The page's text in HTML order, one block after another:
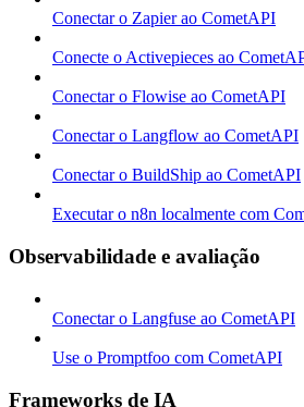
Conectar o Zapier ao CometAPI
Conecte o Activepieces ao
Conectar o Flowise ao CometAPI
Conectar o Langflow ao CometAPI
Conectar o BuildShip ao CometAPI
Executar o n8n localmente com
Observabilidade e avaliação
Conectar o Langfuse ao CometAPI
Use o Promptfoo com CometAPI
Frameworks de IA